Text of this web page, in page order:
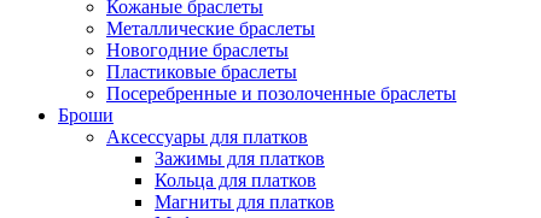
Кожаные браслеты
Металлические браслеты
Новогодние браслеты
Пластиковые браслеты
Посеребренные и позолоченные браслеты
Броши
Аксессуары для платков
Зажимы для платков
Кольца для платков
Магниты для платков